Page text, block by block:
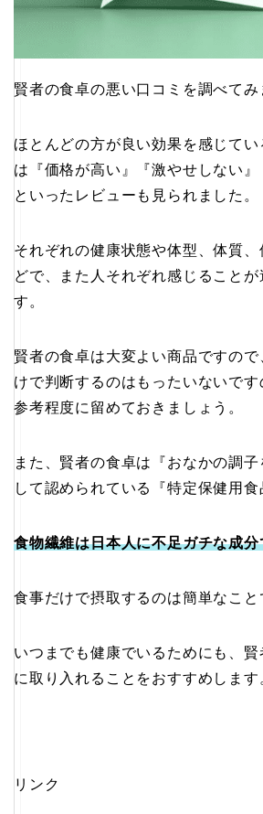
賢者の食卓の悪い口コミを調べてみ
ほとんどの方が良い効果を感じて
は『価格が高い』『激やせしない
といったレビューも見られました。
それぞれの健康状態や体型、体質
どで、また人それぞれ感じること
す。
賢者の食卓は大変よい商品ですの
けで判断するのはもったいないです
参考程度に留めておきましょう。
また、賢者の食卓は『おなかの調子
して認められている『特定保健用食
食物繊維は日本人に不足ガチな成分
食事だけで摂取するのは簡単なこと
いつまでも健康でいるためにも、
に取り入れることをおすすめします
リンク